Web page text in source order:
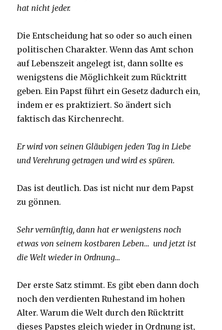
hat nicht jeder.
Die Entscheidung hat so oder so auch einen
politischen Charakter. Wenn das Amt schon
auf Lebenszeit angelegt ist, dann sollte es
wenigstens die Möglichkeit zum Rücktritt
geben. Ein Papst führt ein Gesetz dadurch ein,
indem er es praktiziert. So ändert sich
faktisch das Kirchenrecht.
Er wird von seinen Gläubigen jeden Tag in Liebe
und Verehrung getragen und wird es spüren.
Das ist deutlich. Das ist nicht nur dem Papst
zu gönnen.
Sehr vernünftig, dann hat er wenigstens noch
etwas von seinem kostbaren Leben… und jetzt ist
die Welt wieder in Ordnung…
Der erste Satz stimmt. Es gibt eben dann doch
noch den verdienten Ruhestand im hohen
Alter. Warum die Welt durch den Rücktritt
dieses Papstes gleich wieder in Ordnung ist,